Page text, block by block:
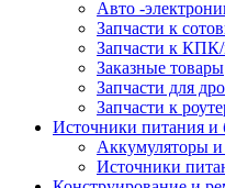
Авто -
Запчасти к
Запчасти к КПК/
Заказные товары
Запчасти для
Запчасти к
Источники питания и
Аккумуляторы и
Источники